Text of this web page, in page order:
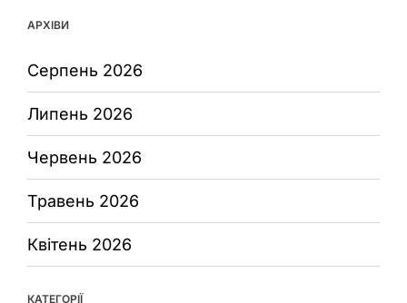
АРХІВИ
Серпень 2026
Липень 2026
Червень 2026
Травень 2026
Квітень 2026
КАТЕГОРІЇ